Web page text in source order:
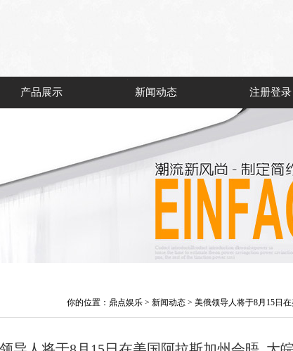
产品展示 新闻动态 注册登录
你的位置： 鼎点娱乐 > 新闻动态 > 美俄领导人将于8月15日